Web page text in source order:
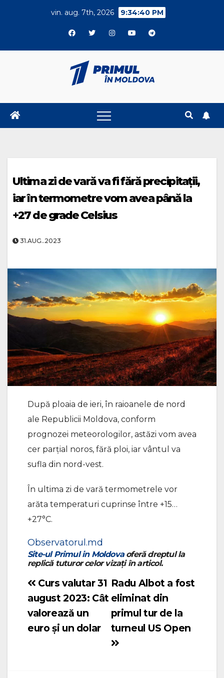
vin. aug. 7th, 2026 9:34:40 PM
Ultima zi de vară va fi fără precipitații,
iar în termometre vom avea până la
+27 de grade Celsius
31.AUG..2023
După ploaia de ieri, în raioanele de nord
ale Republicii Moldova, conform
prognozei meteorologilor, astăzi vom avea
cer parțial noros, fără ploi, iar vântul va
sufla din nord-vest.
În ultima zi de vară termometrele vor
arăta temperaturi cuprinse între +15…
+27°C.
Observatorul.md
Site-ulPrimul in Moldovaoferă dreptul la
replică tuturor celor vizați în articol.
Navigare
în
articole
Radu Albot a fost
eliminat din
primul tur de la
turneul US Open
Curs valutar 31
august 2023: Cât
valorează un
euro și un dolar